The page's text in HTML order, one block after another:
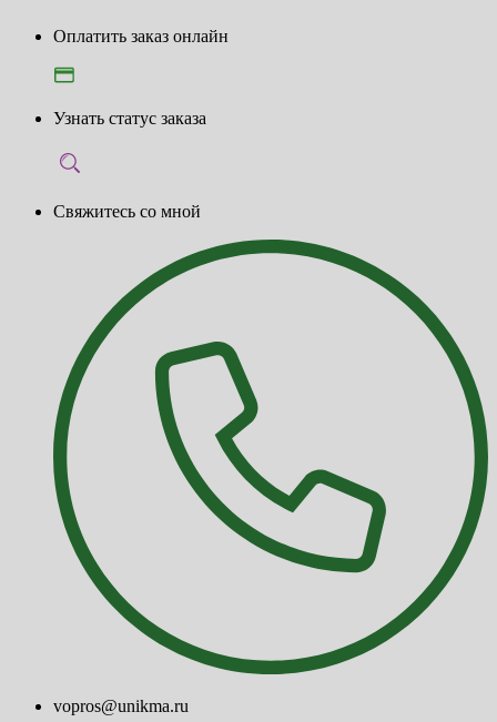
Оплатить заказ онлайн
Узнать статус заказа
Свяжитесь со мной
vopros@unikma.ru